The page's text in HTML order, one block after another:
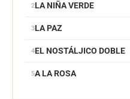
LA NIÑA VERDE
LA PAZ
EL NOSTÁLJICO DOBLE
A LA ROSA